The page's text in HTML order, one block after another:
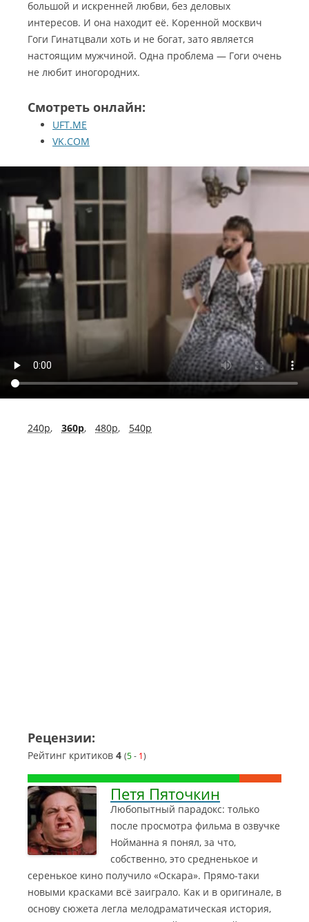
большой и искренней любви, без деловых
интересов. И она находит её. Коренной москвич
Гоги Гинатцвали хоть и не богат, зато является
настоящим мужчиной. Одна проблема — Гоги очень
не любит иногородних.
Смотреть онлайн:
UFT.ME
VK.COM
240p, 360p, 480p, 540p
Рецензии:
Рейтинг критиков 4 (5- 1)
Петя Пяточкин
Любопытный парадокс: только
после просмотра фильма в озвучке
Нойманна я понял, за что,
собственно, это средненькое и
серенькое кино получило «Оскара». Прямо-таки
новыми красками всё заиграло. Как и в оригинале, в
основу сюжета легла мелодраматическая история,